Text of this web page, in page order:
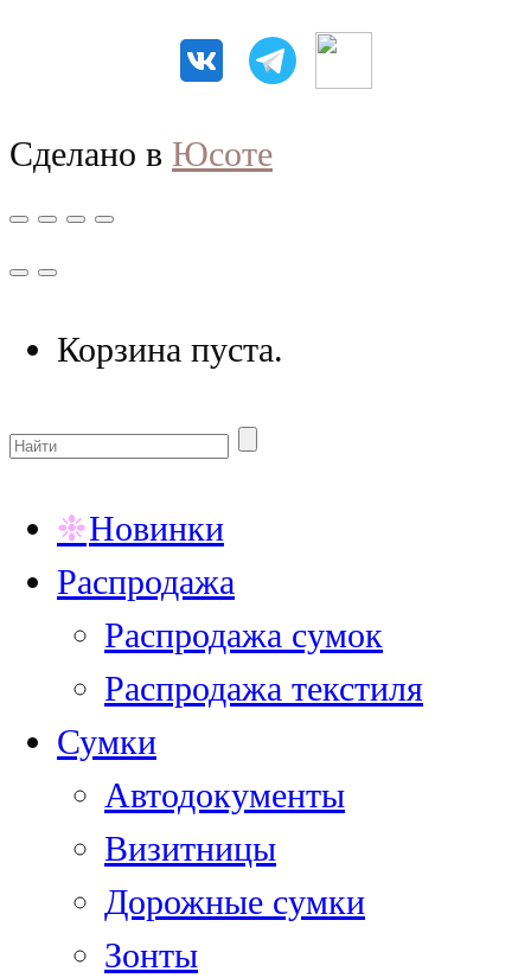
Сделано в Юсоте
Корзина пуста.
Новинки
Распродажа
Распродажа сумок
Распродажа текстиля
Сумки
Автодокументы
Визитницы
Дорожные сумки
Зонты